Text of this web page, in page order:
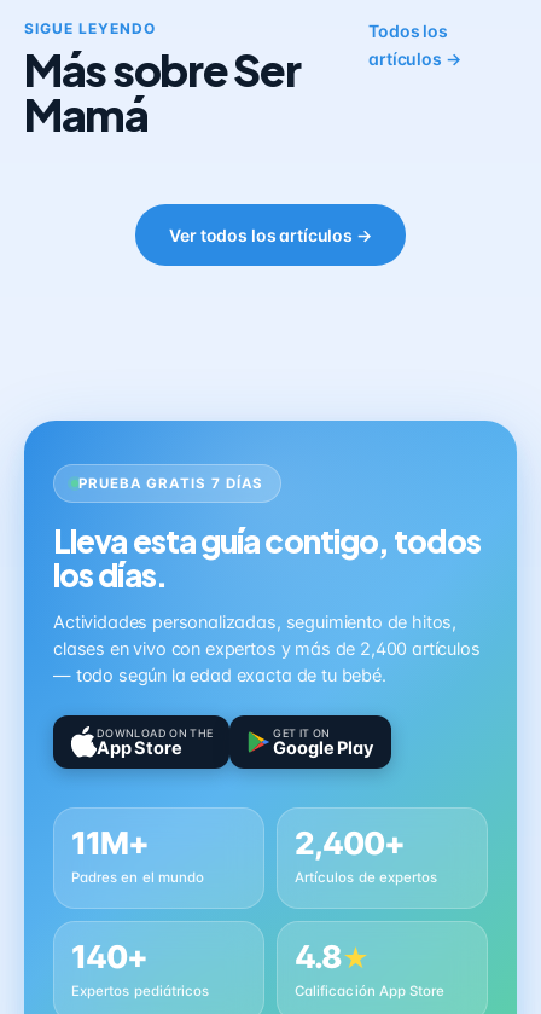
SIGUE LEYENDO
Más sobre Ser
Mamá
Todos los
artículos →
Ver todos los artículos →
PRUEBA GRATIS 7 DÍAS
Lleva esta guía contigo, todos
los días.
Actividades personalizadas, seguimiento de hitos,
clases en vivo con expertos y más de 2,400 artículos
— todo según la edad exacta de tu bebé.
DOWNLOAD ON THE
App Store
GET IT ON
Google Play
11M+
Padres en el mundo
2,400+
Artículos de expertos
140+
Expertos pediátricos
4.8★
Calificación App Store